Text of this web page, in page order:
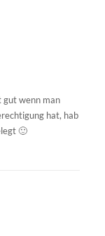
gut wenn man
hat, hab
🙂